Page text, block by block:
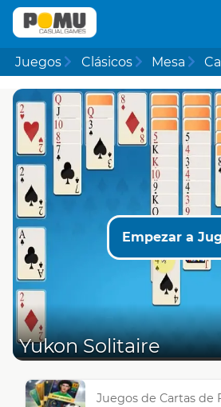
Juegos Clásicos Mesa
Empezar a
Yukon Solitaire
Juegos de Cartas de